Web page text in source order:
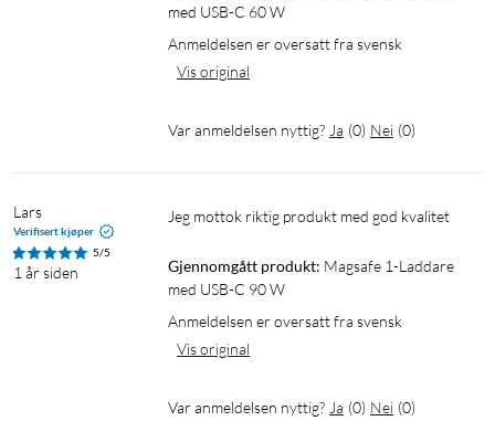
med USB-C 60 W
Anmeldelsen er oversatt fra svensk
Vis original
Var anmeldelsen nyttig? Ja (0) Nei (0)
Lars
Verifisert kjøper
5/5
1 år siden
Jeg mottok riktig produkt med god kvalitet
Gjennomgått produkt: Magsafe 1-Laddare
med USB-C 90 W
Anmeldelsen er oversatt fra svensk
Vis original
Var anmeldelsen nyttig? Ja (0) Nei (0)